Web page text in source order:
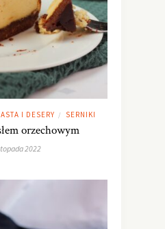
I DESERY / SERNIKI
orzechowym
2022